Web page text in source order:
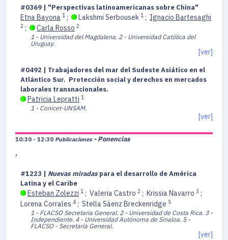
#0369 | "Perspectivas latinoamericanas sobre China"
Etna Bayona 1 ; Lakshmi Serbousek 1 ; Ignacio Bartesaghi
2 ; Carla Rosso 2
1 - Universidad del Magdalena. 2 - Universidad Católica del
Uruguay.
[ver]
#0492 | Trabajadores del mar del Sudeste Asiático en el
Atlántico Sur. Protección social y derechos en mercados
laborales transnacionales.
Patricia Lepratti 1
1 - Conicet-UNSAM.
[ver]
10:30 - 12:30 Publicaciones - Ponencias
,
#1223 | Nuevas miradaspara el desarrollo de América
Latina y el Caribe
Esteban Zolezzi 1 ; Valeria Castro 2 ; Krissia Navarro 3 ;
Lorena Corrales 4 ; Stella Sáenz Breckenridge 5
1 - FLACSO Secretaria General. 2 - Universidad de Costa Rica. 3 -
Independiente. 4 - Universidad Autónoma de Sinaloa. 5 -
FLACSO - Secretaría General.
[ver]